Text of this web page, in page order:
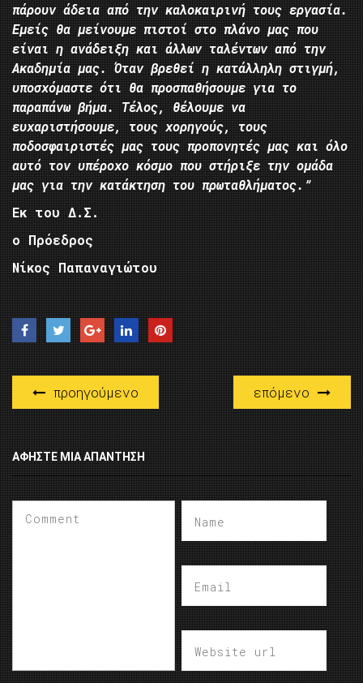
πάρουν άδεια από την καλοκαιρινή τους εργασία.
Εμείς θα μείνουμε πιστοί στο πλάνο μας που
είναι η ανάδειξη και άλλων ταλέντων από την
Ακαδημία μας. Όταν βρεθεί η κατάλληλη στιγμή,
υποσχόμαστε ότι θα προσπαθήσουμε για το
παραπάνω βήμα. Τέλος, θέλουμε να
ευχαριστήσουμε, τους χορηγούς, τους
ποδοσφαιριστές μας τους προπονητές μας και όλο
αυτό τον υπέροχο κόσμο που στήριξε την ομάδα
μας για την κατάκτηση του πρωταθλήματος.”
Εκ του Δ.Σ.
ο Πρόεδρος
Νίκος Παπαναγιώτου
προηγούμενο επόμενο
ΑΦΉΣΤΕ ΜΙΑ ΑΠΆΝΤΗΣΗ